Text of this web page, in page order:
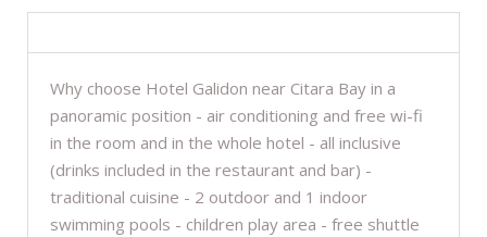
Why choose Hotel Galidon near Citara Bay in a
panoramic position - air conditioning and free wi-fi
in the room and in the whole hotel - all inclusive
(drinks included in the restaurant and bar) -
traditional cuisine - 2 outdoor and 1 indoor
swimming pools - children play area - free shuttle